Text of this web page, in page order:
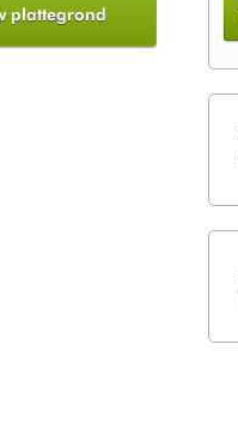
plattegrond